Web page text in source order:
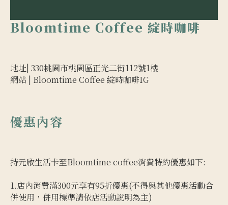
Bloomtime Coffee 綻時咖啡
地址| 330桃園市桃園區正光二街112號1樓
網站 | Bloomtime Coffee 綻時咖啡IG
優惠內容
持元啟生活卡至Bloomtime coffee消費特約優惠如下:
1.店內消費滿300元享有95折優惠(不得與其他優惠活動合
併使用，併用標準請依店活動說明為主)